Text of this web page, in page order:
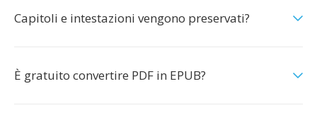
Capitoli e intestazioni vengono preservati?
È gratuito convertire PDF in EPUB?